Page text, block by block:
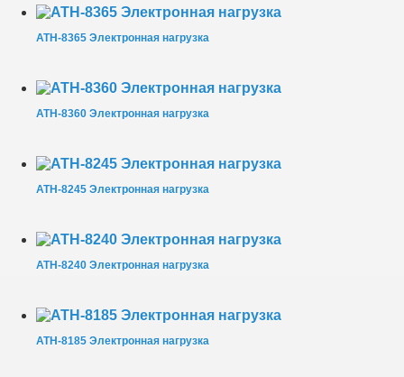
АТН-8365 Электронная нагрузка
АТН-8360 Электронная нагрузка
АТН-8245 Электронная нагрузка
АТН-8240 Электронная нагрузка
АТН-8185 Электронная нагрузка